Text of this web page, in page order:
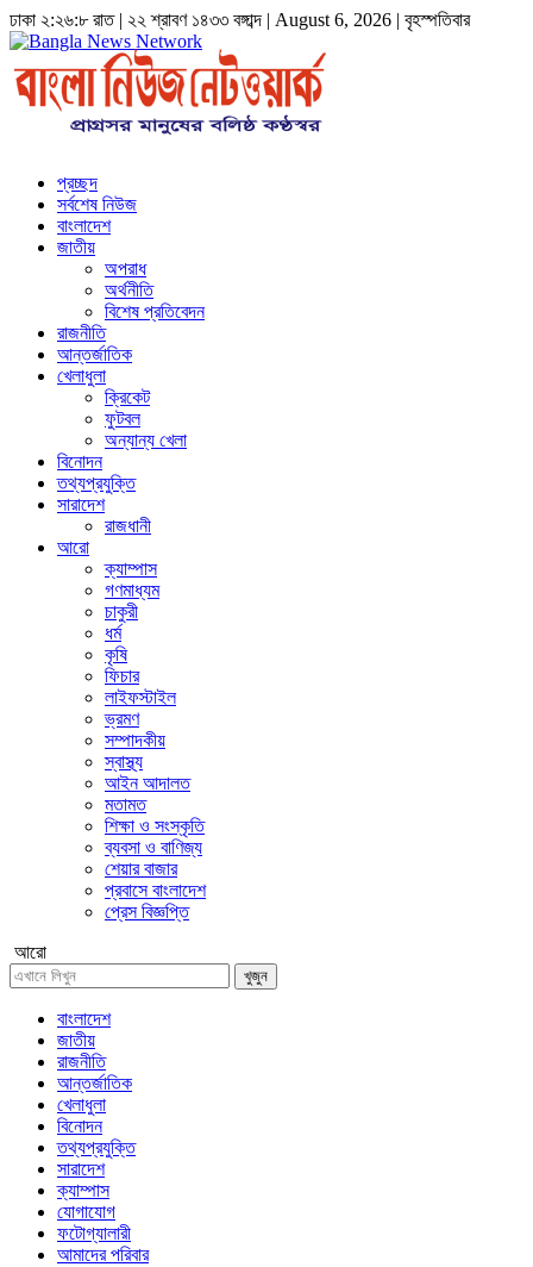
ঢাকা ২:২৬:৯ রাত| ২২ শ্রাবণ ১৪৩৩ বঙ্গাব্দ | August 6, 2026 | বৃহস্পতিবার
প্রচ্ছদ
সর্বশেষ নিউজ
বাংলাদেশ
জাতীয়
অপরাধ
অর্থনীতি
বিশেষ প্রতিবেদন
রাজনীতি
আন্তর্জাতিক
খেলাধুলা
ক্রিকেট
ফুটবল
অন্যান্য খেলা
বিনোদন
তথ্যপ্রযুক্তি
সারাদেশ
রাজধানী
আরো
ক্যাম্পাস
গণমাধ্যম
চাকুরী
ধর্ম
কৃষি
ফিচার
লাইফস্টাইল
ভ্রমণ
সম্পাদকীয়
স্বাস্থ্য
আইন আদালত
মতামত
শিক্ষা ও সংস্কৃতি
ব্যবসা ও বাণিজ্য
শেয়ার বাজার
প্রবাসে বাংলাদেশ
প্রেস বিজ্ঞপ্তি
আরো
খুজুন
বাংলাদেশ
জাতীয়
রাজনীতি
আন্তর্জাতিক
খেলাধুলা
বিনোদন
তথ্যপ্রযুক্তি
সারাদেশ
ক্যাম্পাস
যোগাযোগ
ফটোগ্যালারী
আমাদের পরিবার